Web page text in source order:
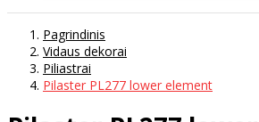
Pagrindinis
Vidaus dekorai
Piliastrai
Pilaster PL277 lower element